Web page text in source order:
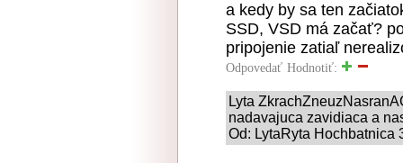
a kedy by sa ten
SSD, VSD má začať?
pripojenie zatiaľ
Odpovedať Hodnotiť:
Lyta
nadavajuca zavidiaca a
Od: LytaRyta Hochbatnica